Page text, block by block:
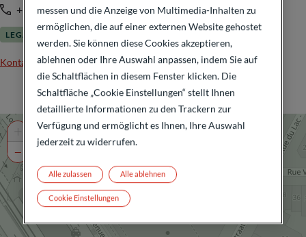
+32 491 47 14 02
LEGAL AND FINANCE
Kontakt
+
−
messen und die Anzeige von Multimedia-Inhalten zu
ermöglichen, die auf einer externen Website gehostet
werden. Sie können diese Cookies akzeptieren,
ablehnen oder Ihre Auswahl anpassen, indem Sie auf
die Schaltflächen in diesem Fenster klicken. Die
Schaltfläche „Cookie Einstellungen“ stellt Ihnen
detaillierte Informationen zu den Trackern zur
Verfügung und ermöglicht es Ihnen, Ihre Auswahl
jederzeit zu widerrufen.
Alle ablehnen
Alle zulassen
Cookie Einstellungen